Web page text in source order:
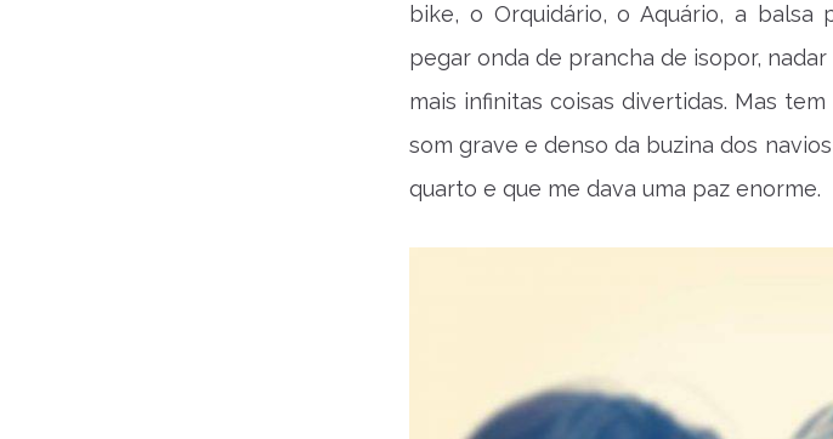
bike​, o Orquidário, o Aquário, a balsa
pegar onda de prancha de isopor,
mais infinitas coisas divertidas. Mas
som grave e denso da buzina dos
quarto e que me dava uma paz enorme.